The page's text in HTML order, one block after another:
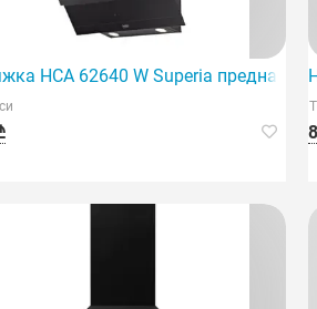
URHCA 62640 W Superia